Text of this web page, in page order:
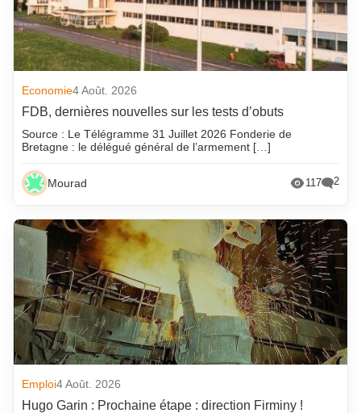
Economie4 Août. 2026
FDB, dernières nouvelles sur les tests d’obuts
Source : Le Télégramme 31 Juillet 2026 Fonderie de
Bretagne : le délégué général de l’armement […]
Mourad 117 2
Emploi4 Août. 2026
Hugo Garin : Prochaine étape : direction Firminy !